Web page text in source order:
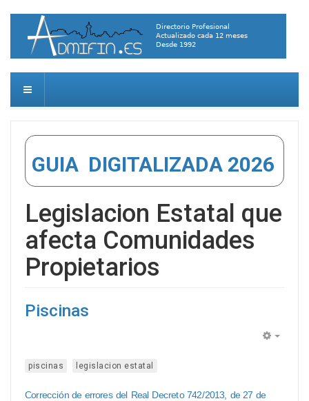
GUIA DIGITALIZADA 2026
Legislacion Estatal que
afecta Comunidades
Propietarios
Piscinas
piscinas legislacion estatal
Corrección de errores del Real Decreto 742/2013, de 27 de